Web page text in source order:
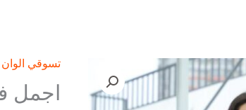
تسوقي الوان
اجمل